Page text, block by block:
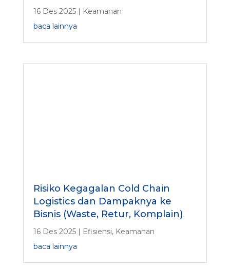
16 Des 2025| Keamanan
baca lainnya
Risiko Kegagalan Cold Chain
Logistics dan Dampaknya ke
Bisnis (Waste, Retur, Komplain)
16 Des 2025| Efisiensi, Keamanan
baca lainnya